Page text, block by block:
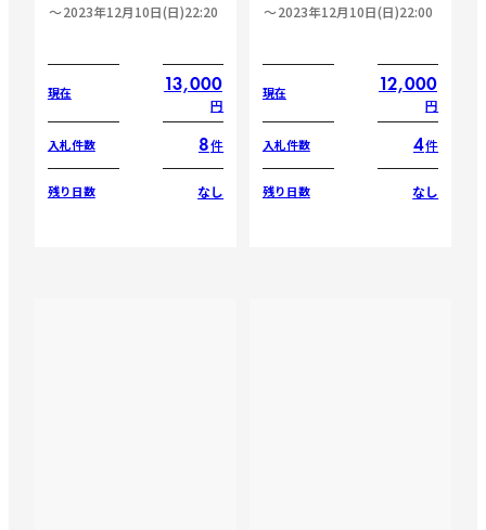
2023年12月10日(日)22:20
現在 13,000
円
入札件数 8件
残り日数 なし
2023年12月10日(日)22:00
現在 12,000
円
入札件数 4件
残り日数 なし